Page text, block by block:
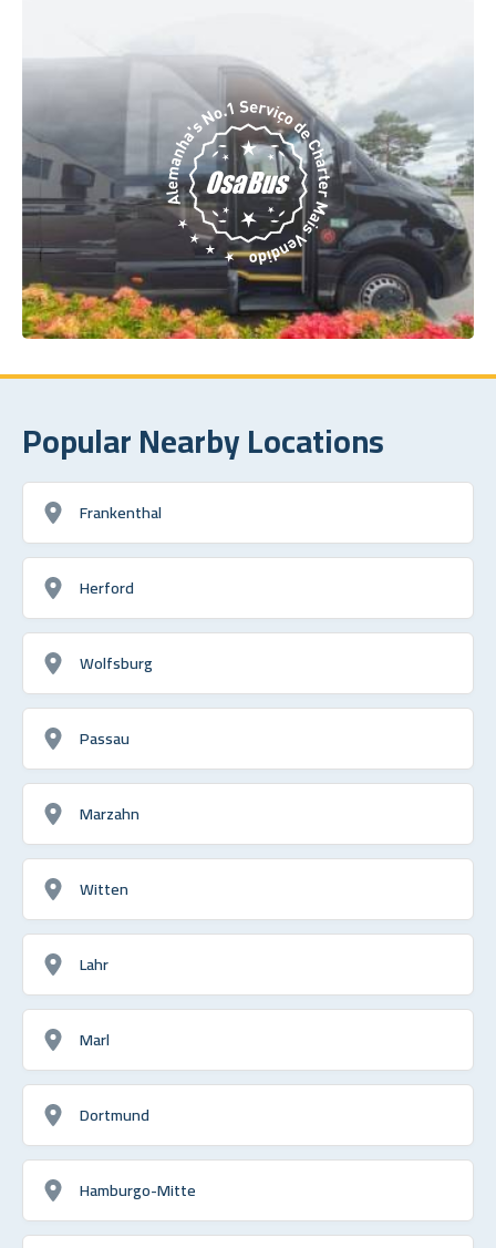
Popular Nearby Locations
Frankenthal
Herford
Wolfsburg
Passau
Marzahn
Witten
Lahr
Marl
Dortmund
Hamburgo-Mitte